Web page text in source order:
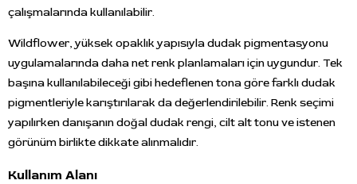
çalışmalarında kullanılabilir.
Wildflower, yüksek opaklık yapısıyla dudak pigmentasyonu
uygulamalarında daha net renk planlamaları için uygundur. Tek
başına kullanılabileceği gibi hedeflenen tona göre farklı dudak
pigmentleriyle karıştırılarak da değerlendirilebilir. Renk seçimi
yapılırken danışanın doğal dudak rengi, cilt alt tonu ve istenen
görünüm birlikte dikkate alınmalıdır.
Kullanım Alanı